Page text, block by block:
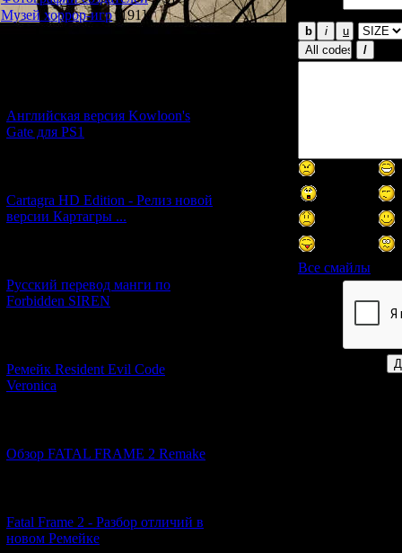
Музей хоррор-игр
[191]
Английская версия Kowloon's
Gate для PS1
Cartagra HD Edition - Релиз новой
версии Картагры ...
Русский перевод манги по
Forbidden SIREN
Ремейк Resident Evil Code
Veronica
Обзор FATAL FRAME 2 Remake
Fatal Frame 2 - Разбор отличий в
новом Ремейке
Все смайлы